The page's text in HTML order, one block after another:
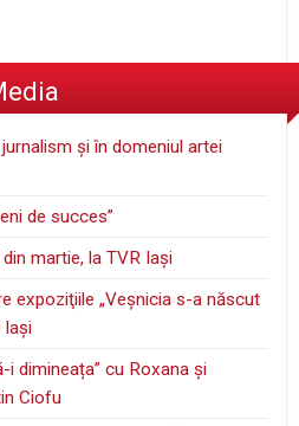
şi în domeniul artei
de succes”
martie, la TVR Iaşi
expoziţiile „Veşnicia s-a născut
Iaşi
dimineața” cu Roxana și
Ciofu